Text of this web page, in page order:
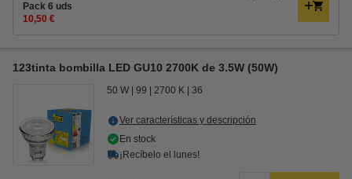
Pack 6 uds
10,50 €
123tinta bombilla LED GU10 2700K de 3.5W (50W)
50 W 99 2700 K 36
Ver características y descripción
En stock
¡Recíbelo el lunes!